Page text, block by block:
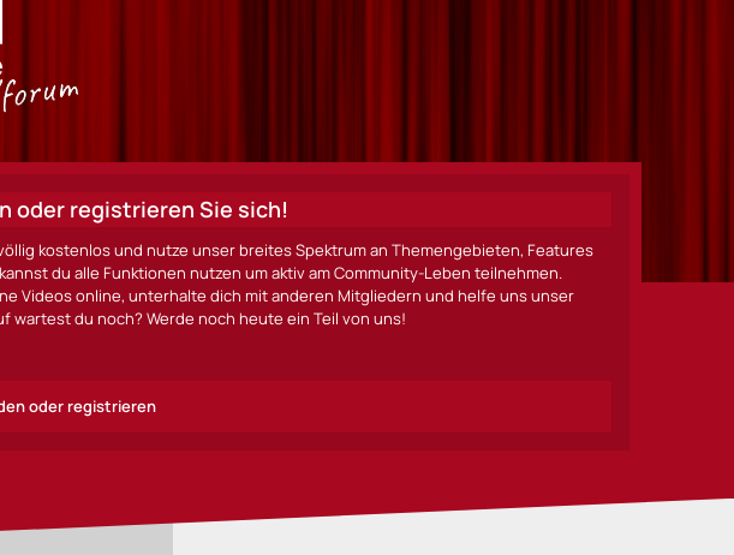
oder registrieren Sie sich!
kostenlos und nutze unser breites Spektrum an Themengebieten, Features
du alle Funktionen nutzen um aktiv am Community-Leben teilnehmen.
Videos online, unterhalte dich mit anderen Mitgliedern und helfe uns unser
wartest du noch? Werde noch heute ein Teil von uns!
oder registrieren